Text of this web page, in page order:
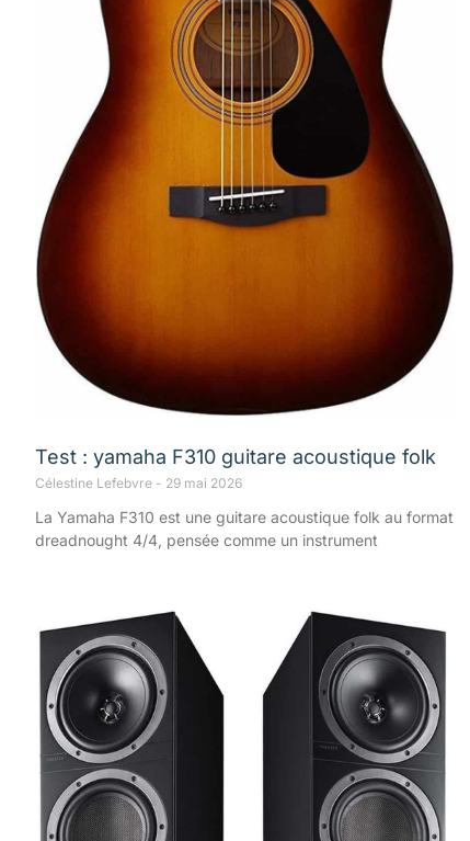
Test : yamaha F310 guitare acoustique folk
Célestine Lefebvre 29 mai 2026
La Yamaha F310 est une guitare acoustique folk au format
dreadnought 4/4, pensée comme un instrument